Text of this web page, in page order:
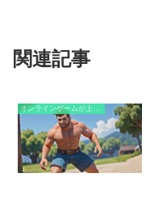
関連記事